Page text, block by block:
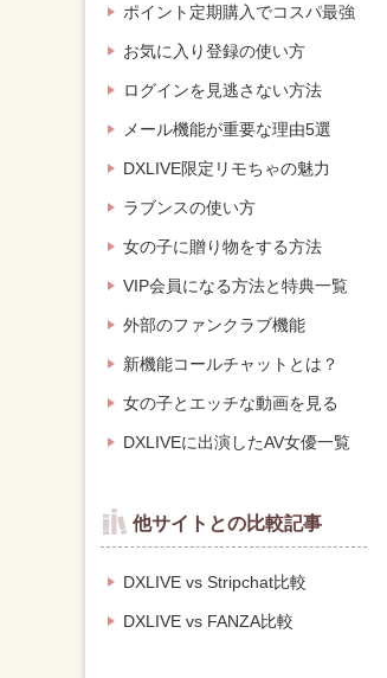
ポイント定期購入でコスパ最強
お気に入り登録の使い方
ログインを見逃さない方法
メール機能が重要な理由5選
DXLIVE限定リモちゃの魅力
ラブンスの使い方
女の子に贈り物をする方法
VIP会員になる方法と特典一覧
外部のファンクラブ機能
新機能コールチャットとは？
女の子とエッチな動画を見る
DXLIVEに出演したAV女優一覧
他サイトとの比較記事
DXLIVE vs Stripchat比較
DXLIVE vs FANZA比較